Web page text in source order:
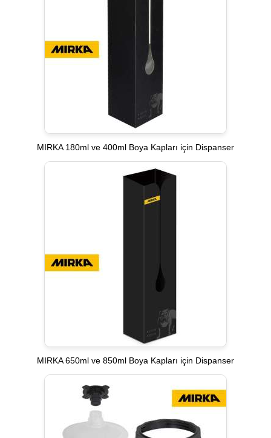
MIRKA 180ml ve 400ml Boya Kapları için Dispanser
MIRKA 650ml ve 850ml Boya Kapları için Dispanser